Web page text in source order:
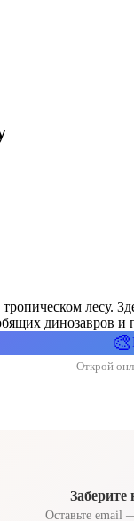
лесу.
динозавров и
🎨
Открой
Заберите
Оставьте email